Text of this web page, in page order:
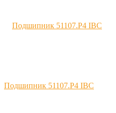
Подшипник 51107.P4 IBC